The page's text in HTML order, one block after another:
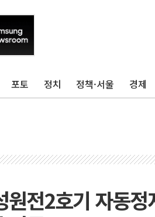
포토 정치 정책·서울 경제
원전2호기 자동